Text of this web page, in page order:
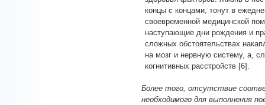
концы с концами, тонут в
своевременной медицинской
наступающие дни рождения и
сложных обстоятельствах
на мозг и нервную систему, а,
когнитивных расстройств [6].
Более того, отсутствие
необходимого для выполнения